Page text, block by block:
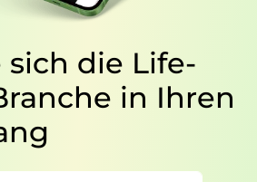
sich die Life-
in Ihren